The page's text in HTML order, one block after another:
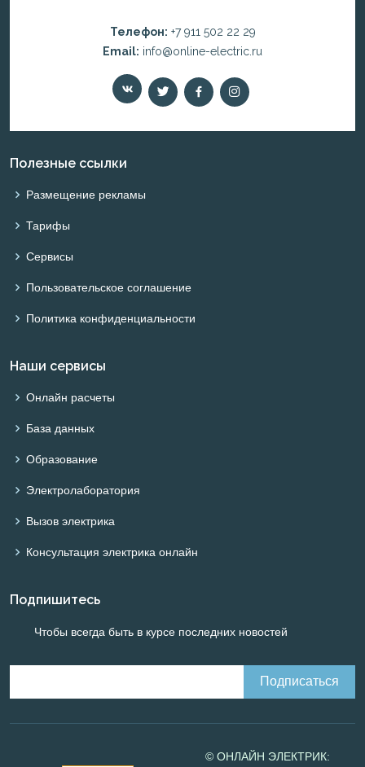
Телефон: +7 911 502 22 29
Email: info@online-electric.ru
Полезные ссылки
Размещение рекламы
Тарифы
Сервисы
Пользовательское соглашение
Политика конфиденциальности
Наши сервисы
Онлайн расчеты
База данных
Образование
Электролаборатория
Вызов электрика
Консультация электрика онлайн
Подпишитесь
Чтобы всегда быть в курсе последних новостей
© ОНЛАЙН ЭЛЕКТРИК: